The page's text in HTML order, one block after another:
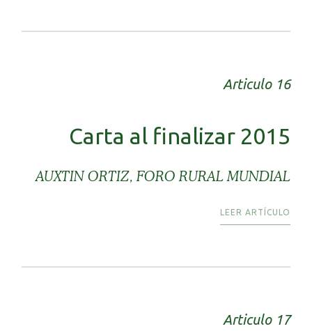
Articulo 16
Carta al finalizar 2015
AUXTIN ORTIZ, FORO RURAL MUNDIAL
LEER ARTÍCULO
Articulo 17